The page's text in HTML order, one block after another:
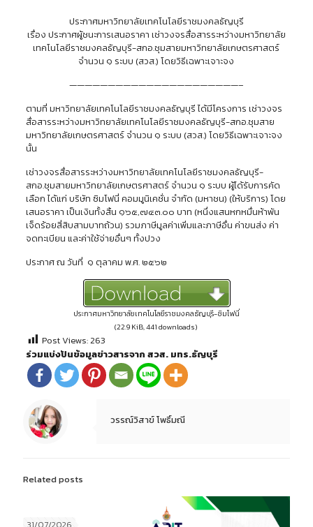
ประกาศมหาวิทยาลัยเทคโนโลยีราชมงคลธัญบุรี
เรื่อง ประกาศผู้ชนะการเสนอราคา เช่าวงจรสื่อสารระหว่างมหาวิทยาลัย
เทคโนโลยีราชมงคลธัญบุรี-สกอ.ชุมสายมหาวิทยาลัยเกษตรศาสตร์
จำนวน ๑ ระบบ (สวส.) โดยวิธีเฉพาะเจาะจง
——————————————————————–
ตามที่ มหาวิทยาลัยเทคโนโลยีราชมงคลธัญบุรี ได้มีโครงการ เช่าวงจร
สื่อสารระหว่างมหาวิทยาลัยเทคโนโลยีราชมงคลธัญบุรี-สกอ.ชุมสาย
มหาวิทยาลัยเกษตรศาสตร์ จำนวน ๑ ระบบ (สวส.) โดยวิธีเฉพาะเจาะจง
นั้น
เช่าวงจรสื่อสารระหว่างมหาวิทยาลัยเทคโนโลยีราชมงคลธัญบุรี-
สกอ.ชุมสายมหาวิทยาลัยเกษตรศาสตร์ จำนวน ๑ ระบบ ผู้ได้รับการคัด
เลือก ได้แก่ บริษัท ซิมโฟนี่ คอมมูนิเคชั่น จำกัด (มหาชน) (ให้บริการ) โดย
เสนอราคา เป็นเงินทั้งสิ้น ๑๖๕,๗๔๓.๐๐ บาท (หนึ่งแสนหกหมื่นห้าพัน
เจ็ดร้อยสี่สิบสามบาทถ้วน) รวมภาษีมูลค่าเพิ่มและภาษีอื่น ค่าขนส่ง ค่า
จดทะเบียน และค่าใช้จ่ายอื่นๆ ทั้งปวง
ประกาศ ณ วันที่ ๑ ตุลาคม พ.ศ. ๒๕๖๒
ประกาศมหาวิทยาลัยเทคโนโลยีราชมงคลธัญบุรี-ซิมโฟนี่
(22.9 KiB, 441 downloads)
Post Views:263
ร่วมแบ่งปันข้อมูลข่าวสารจาก สวส. มทร.ธัญบุรี
วรรณ์วิสาข์ โพธิ์มณี
Related posts